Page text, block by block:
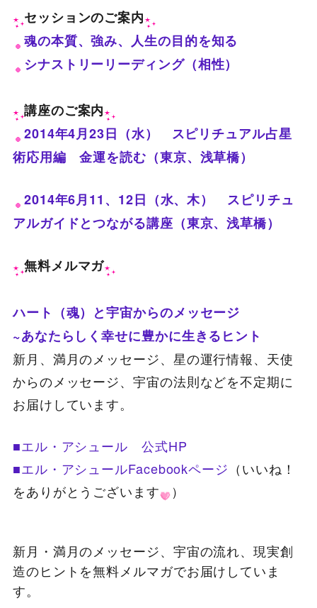
セッションのご案内
魂の本質、強み、人生の目的を知る
シナストリーリーディング（相性）
講座のご案内
2014年4月23日（水） スピリチュアル占星
術応用編 金運を読む（東京、浅草橋）
2014年6月11、12日（水、木） スピリチュ
アルガイドとつながる講座（東京、浅草橋）
無料メルマガ
ハート（魂）と宇宙からのメッセージ
~あなたらしく幸せに豊かに生きるヒント
新月、満月のメッセージ、星の運行情報、天使
からのメッセージ、宇宙の法則などを不定期に
お届けしています。
■エル・アシュール 公式HP
■エル・アシュールFacebookページ （いいね！
をありがとうございます
）
新月・満月のメッセージ、宇宙の流れ、現実創
造のヒントを無料メルマガでお届けしていま
す。